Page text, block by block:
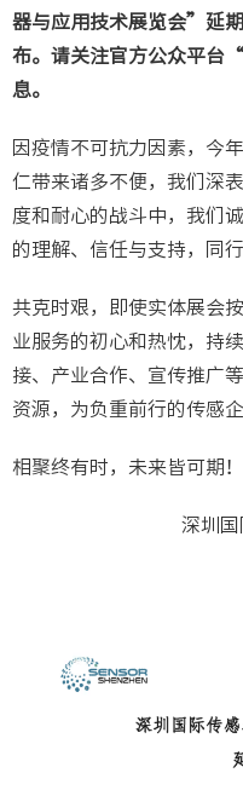
器与应用技术展览会”延
布。请关注官方公众平台
息。
因疫情不可抗力因素，今
仁带来诸多不便，我们深
度和耐心的战斗中，我们
的理解、信任与支持，同
共克时艰，即使实体展会
业服务的初心和热忱，持
接、产业合作、宣传推广
资源，为负重前行的传感
相聚终有时，未来皆可期
深圳